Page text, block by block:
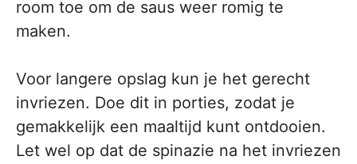
room toe om de saus weer romig te
maken.
Voor langere opslag kun je het gerecht
invriezen. Doe dit in porties, zodat je
gemakkelijk een maaltijd kunt ontdooien.
Let wel op dat de spinazie na het invriezen